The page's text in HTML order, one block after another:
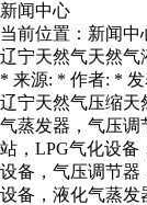
新闻中心
当前位置： 新闻中
辽宁天然气天然气
* 来源: * 作者: * 发
辽宁天然气压缩天
气蒸发器，气压调
站，LPG气化设备
设备，气压调节器
设备，液化气蒸发